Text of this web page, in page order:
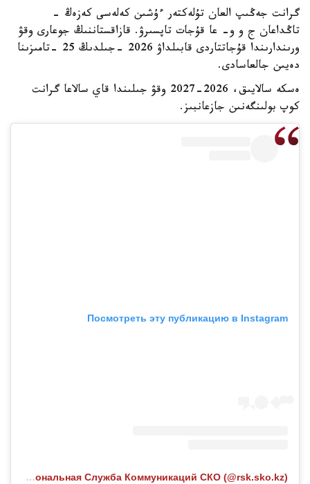
گرانت جەڭىپ العان تۇلەكتەر ءۇشىن كەلەسى كەزەڭ -
تاڭداعان ج و و- عا قۇجات تاپسىرۋ. قازاقستاننىڭ جوعارى وقۋ
ورىندارىندا قۇجاتتاردى قابىلداۋ 2026 -جىلدىڭ 25 -تامىزىنا
دەيىن جالعاسادى.
ەسكە سالايىق، 2026-2027 وقۋ جىلىندا قاي سالاعا گرانت
كوپ بولىنگەنىن جازعانبىز.
Посмотреть эту публикацию в Instagram
Публикация от Региональная Служба Коммуникаций СКО (@rsk.sko.kz)